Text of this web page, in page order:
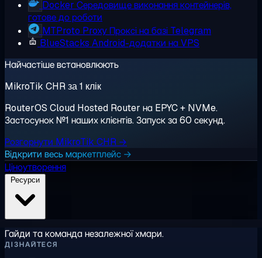
Docker Середовище виконання контейнерів,
готове до роботи
MTProto Proxy Проксі на базі Telegram
BlueStacks Android-додатки на VPS
Найчастіше встановлюють
MikroTik CHR за 1 клік
RouterOS Cloud Hosted Router на EPYC + NVMe.
Застосунок №1 наших клієнтів. Запуск за 60 секунд.
Розгорнути MikroTik CHR →
Відкрити весь маркетплейс →
Ціноутворення
Гайди та команда незалежної хмари.
ДІЗНАЙТЕСЯ